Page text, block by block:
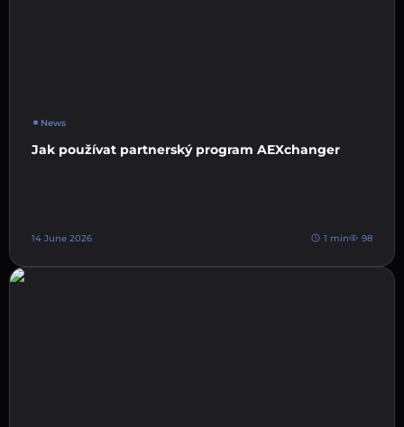
News
Jak používat partnerský program AEXchanger
14 June 2026 1 min 98